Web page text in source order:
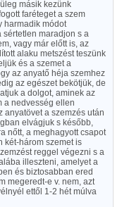
másik kezünk
faréteget a szem
harmadik módot
sértetlen maradjon s a
vagy már előtt is, az
alaku metszést teszünk
és a szemet a
az anyatő héja szemhez
az egészet bekötjük, de
a dolgot, aminek az
a nedvesség ellen
anyatövet a szemzés után
elvágjuk s később,
nőtt, a meghagyott csapot
két-három szemet is
reggel végezni s a
illeszteni, amelyet a
és biztosabban ered
megeredt-e v. nem, azt
ettől 1-2 hét múlva